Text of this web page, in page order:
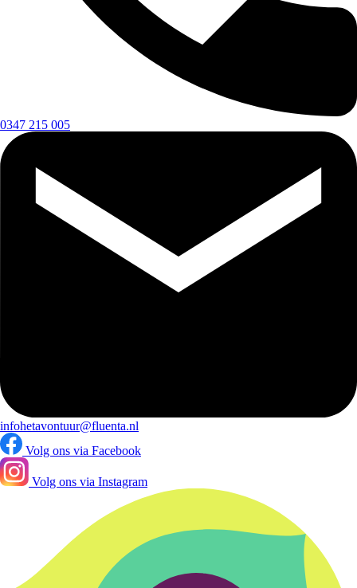
0347 215 005
infohetavontuur@fluenta.nl
Volg ons via Facebook
Volg ons via Instagram